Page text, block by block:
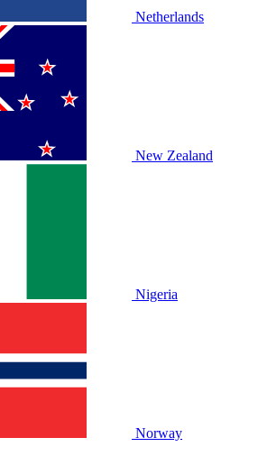
Netherlands
New Zealand
Nigeria
Norway